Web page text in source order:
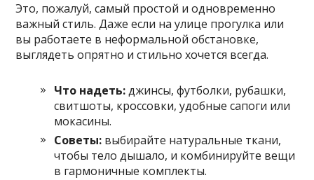
Это, пожалуй, самый простой и одновременно
важный стиль. Даже если на улице прогулка или
вы работаете в неформальной обстановке,
выглядеть опрятно и стильно хочется всегда.
Что надеть:джинсы, футболки, рубашки,
свитшоты, кроссовки, удобные сапоги или
мокасины.
Советы: выбирайте натуральные ткани,
чтобы тело дышало, и комбинируйте вещи
в гармоничные комплекты.